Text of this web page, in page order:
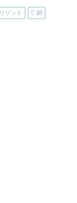
リゾット 鍋